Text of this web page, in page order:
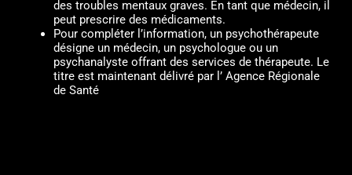
des troubles mentaux graves. En tant que médecin, il
peut prescrire des médicaments.
Pour compléter l’information, un psychothérapeute
désigne un médecin, un psychologue ou un
psychanalyste offrant des services de thérapeute. Le
titre est maintenant délivré par l’ Agence Régionale
de Santé